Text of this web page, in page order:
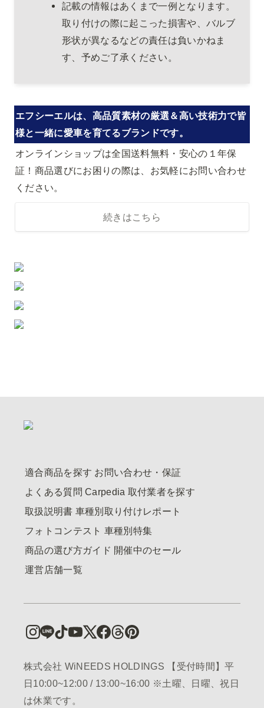
記載の情報はあくまで一例となります。
取り付けの際に起こった損害や、バルブ
形状が異なるなどの責任は負いかねま
す、予めご了承ください。
エフシーエルは、高品質素材の厳選＆高い技術力で皆
様と一緒に愛車を育てるブランドです。
オンラインショップは全国送料無料・安心の１年保
証！商品選びにお困りの際は、お気軽にお問い合わせ
ください。
続きはこちら
適合商品を探す お問い合わせ・保証
よくある質問 Carpedia 取付業者を探す
取扱説明書 車種別取り付けレポート
フォトコンテスト 車種別特集
商品の選び方ガイド 開催中のセール
運営店舗一覧
株式会社 WiNEEDS HOLDINGS 【受付時間】平
日10:00~12:00 / 13:00~16:00 ※土曜、日曜、祝日
は休業です。